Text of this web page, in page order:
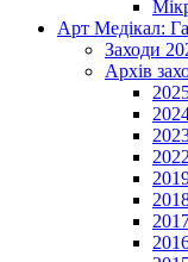
Арт Медікал:
Заходи
Архів